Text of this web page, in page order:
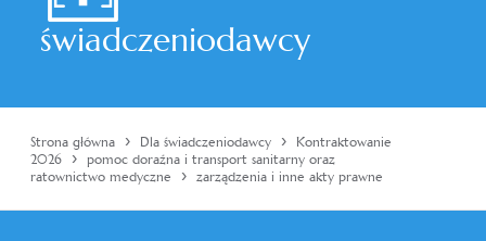
świadczeniodawcy
Strona główna › Dla świadczeniodawcy › Kontraktowanie
2026
› pomoc doraźna i transport sanitarny oraz
ratownictwo medyczne
› zarządzenia i inne akty prawne